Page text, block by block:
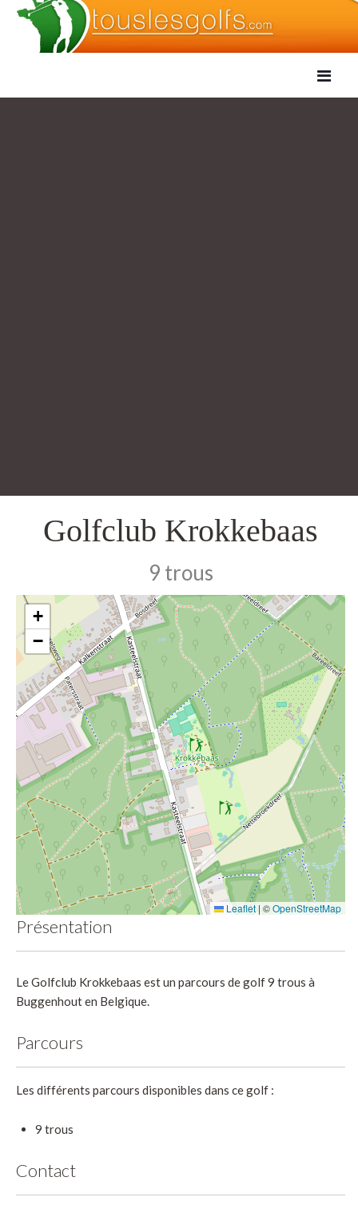
Golfclub Krokkebaas
9 trous
+
−
Leaflet | ©OpenStreetMap
Présentation
Le Golfclub Krokkebaas est un parcours de golf 9 trous à
Buggenhout en Belgique.
Parcours
Les différents parcours disponibles dans ce golf :
9 trous
Contact